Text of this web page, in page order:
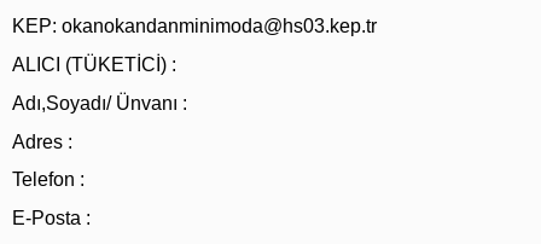
KEP: okanokandanminimoda@hs03.kep.tr
ALICI (TÜKETİCİ) :
Adı,Soyadı/ Ünvanı :
Adres :
Telefon :
E-Posta :